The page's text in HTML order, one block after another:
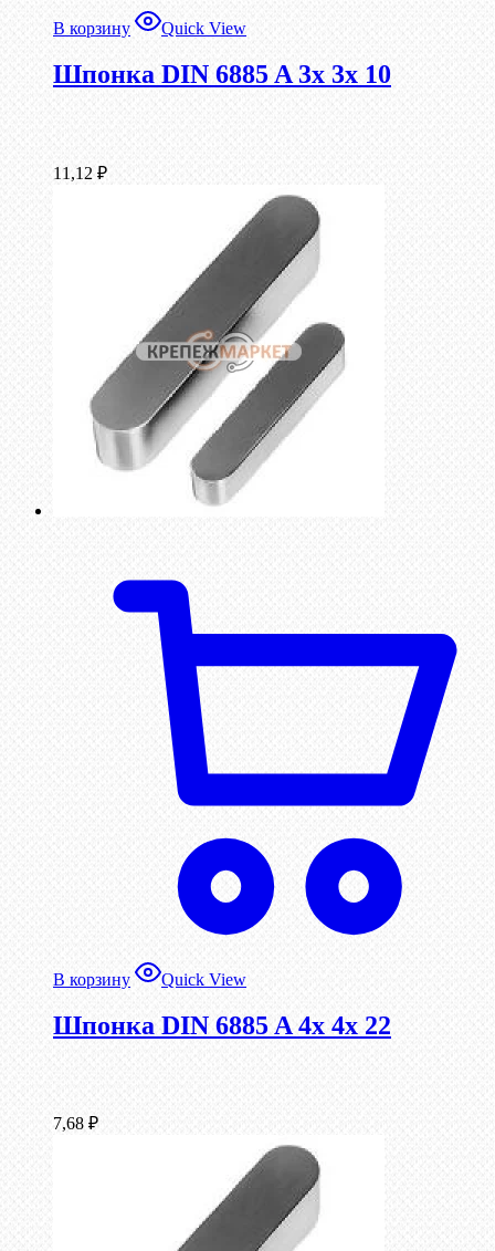
В корзину Quick View
Шпонка DIN 6885 A 3x 3x 10
11,12 ₽
В корзину Quick View
Шпонка DIN 6885 A 4x 4x 22
7,68 ₽